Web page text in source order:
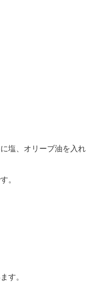
塩、オリーブ油を入れ
。
す。